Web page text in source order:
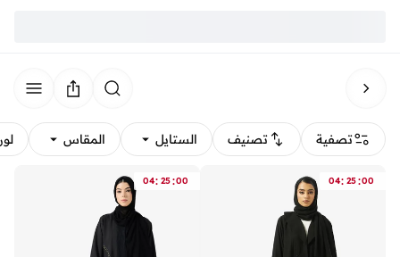
تصفية تصنيف الستايل المقاس
04: 25:00
04: 25:00